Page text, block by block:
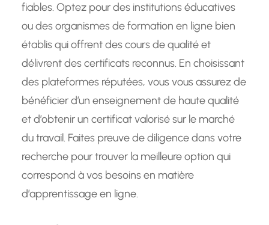
fiables. Optez pour des institutions éducatives
ou des organismes de formation en ligne bien
établis qui offrent des cours de qualité et
délivrent des certificats reconnus. En choisissant
des plateformes réputées, vous vous assurez de
bénéficier d’un enseignement de haute qualité
et d’obtenir un certificat valorisé sur le marché
du travail. Faites preuve de diligence dans votre
recherche pour trouver la meilleure option qui
correspond à vos besoins en matière
d’apprentissage en ligne.